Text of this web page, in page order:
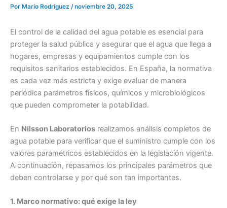
Por Mario Rodríguez /noviembre 20, 2025
El control de la calidad del agua potable es esencial para
proteger la salud pública y asegurar que el agua que llega a
hogares, empresas y equipamientos cumple con los
requisitos sanitarios establecidos. En España, la normativa
es cada vez más estricta y exige evaluar de manera
periódica parámetros físicos, químicos y microbiológicos
que pueden comprometer la potabilidad.
En Nilsson Laboratorios realizamos análisis completos de
agua potable para verificar que el suministro cumple con los
valores paramétricos establecidos en la legislación vigente.
A continuación, repasamos los principales parámetros que
deben controlarse y por qué son tan importantes.
1. Marco normativo: qué exige la ley